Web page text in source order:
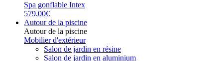
Spa gonflable Intex
579,00€
Autour de la piscine
Autour de la piscine
Mobilier d'extérieur
Salon de jardin en résine
Salon de jardin en aluminium